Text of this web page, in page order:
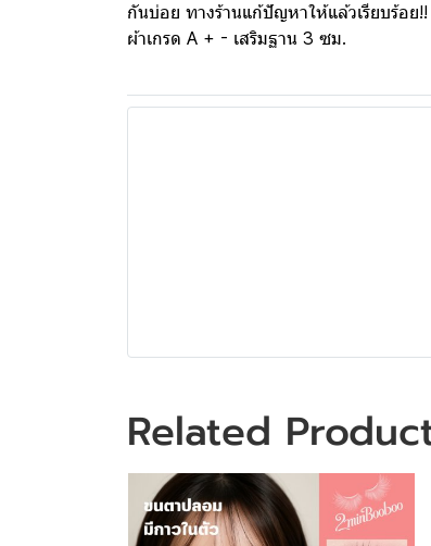
กันบ่อย ทางร้านแก้ปัญหาให้แล้วเรียบร้อ
ผ้าเกรด A + - เสริมฐาน 3 ซม.
Related